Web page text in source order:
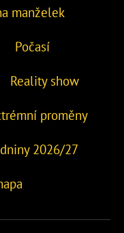
manželek
Počasí
Reality show
proměny
2026/27